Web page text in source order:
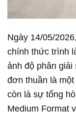
Ngày 14/05/
chính thức trình
ảnh độ phân giải
đơn thuần là
còn là sự tổng
Medium Format